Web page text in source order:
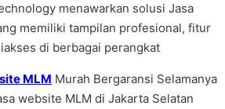
menawarkan solusi Jasa
memiliki tampilan profesional, fitur
di berbagai perangkat
MLM Murah Bergaransi Selamanya
website MLM di Jakarta Selatan